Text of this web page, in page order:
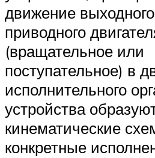
движение
приводного
(вращательное или
поступательное) в
исполнительного
устройства
кинематические
конкретные